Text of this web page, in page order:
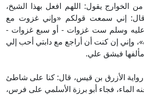
الخوارج يقول: اللهم افعل بهذا الشيخ،
قال: إني سمعت قولكم «وإني غزوت مع
عليه وسلم ست غزوات - أو سبع غزوات -
وإني إن كنت أن أراجع مع دابتي أحب إلي
فيشق علي.
الأزرق بن قيس، قال: كنا على شاطئ
الماء، فجاء أبو برزة الأسلمي على فرس،